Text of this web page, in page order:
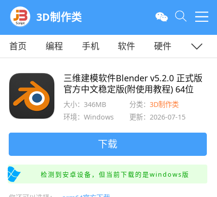
3D制作类
首页 编程 手机 软件
硬件
三维建模软件Blender v5.2.0 正式版
官方中文稳定版(附使用教程) 64位
大小：346MB 分类：3D制作类
环境：Windows
更新：2026-07-15
下载
检测到安卓设备，但当前下载的是windows版